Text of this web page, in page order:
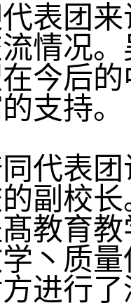
表团
情况
今后
支持。
代表
副校
教育
丶质
进行